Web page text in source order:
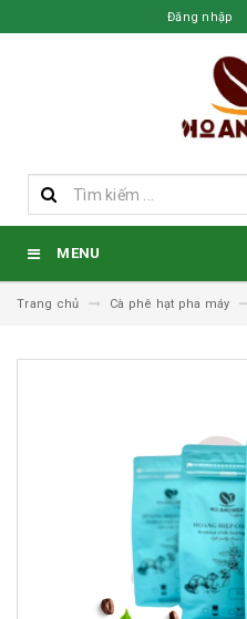
Đăng nhập
MENU
Trang chủ Cà phê hạt pha máy